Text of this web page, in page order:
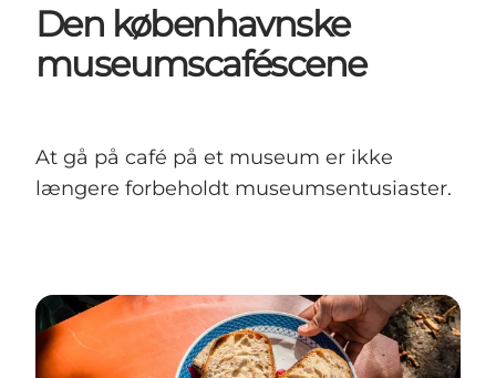
Områder
Planlæg din tur
CopenPay
Den københavnske
museumscaféscene
At gå på café på et museum er ikke
længere forbeholdt museumsentusiaster.